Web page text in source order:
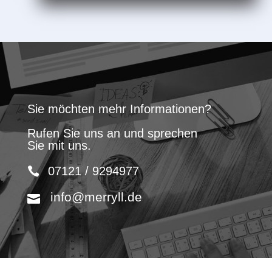
Sie möchten mehr Informationen?
Rufen Sie uns an und sprechen
Sie mit uns.
07121 / 9294977
info@merryll.de